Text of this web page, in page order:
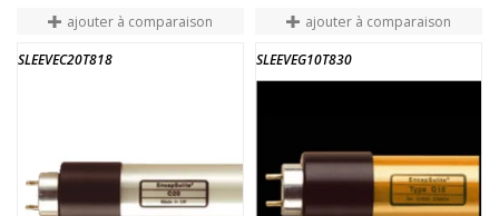
ajouter à comparaison
SLEEVEC20T818
ajouter à comparaison
SLEEVEG10T830